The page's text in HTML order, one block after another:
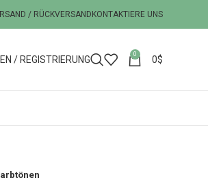
/ RÜCKVERSAND KONTAKTIERE UNS
/ REGISTRIERUNG 0 0$